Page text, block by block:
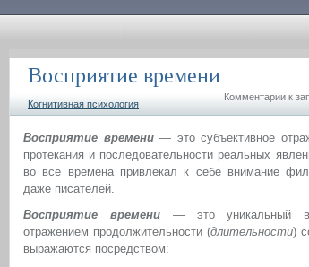
Восприятие времени
Когнитивная психология
Комментарии к
Восприятие времени— это субъективное
протекания и последовательности реальных
во все времена привлекал к себе внимание
даже писателей.
Восприятие времени— это уникальный
отражением продолжительности (длительности)
выражаются посредством: